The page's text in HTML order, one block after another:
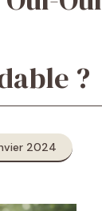
?
2024